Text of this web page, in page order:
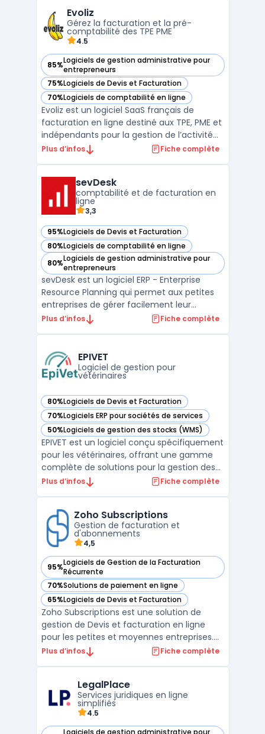
administratives obligatoires, de la création
des documents commerciaux au s ...
Evoliz
Gérez la facturation et la pré-
comptabilité des TPE PME
4.5
85%Logiciels de gestion administrative pour
entrepreneurs
— voir Evoliz dans cette catégorie
75%Logiciels de Devis et Facturation
— voir Evoliz dans cette catégorie
70%Logiciels de comptabilité en ligne
— voir Evoliz dans cette catégorie
Evoliz est un logiciel SaaS français de
facturation en ligne destiné aux TPE, PME et
indépendants pour la gestion de l’activité
commerciale et de la pré-comptabilité
de devis, le suivi des paiements clients, la
conf ...
Plus d’infos Fiche complète
sevDesk
comptabilité et de facturation en
ligne
3,3
95%Logiciels de Devis et Facturation
— voir sevDesk dans cette catégorie
80%Logiciels de comptabilité en ligne
— voir sevDesk dans cette catégorie
80%Logiciels de gestion administrative pour
entrepreneurs
— voir sevDesk dans cette catégorie
sevDesk est un logiciel ERP - Enterprise
Resource Planning qui permet aux petites
entreprises de gérer facilement leur
comptabilité et leurs finances. Il offre une
factures, les paiements, les devis et la
gestion de l ...
Plus d’infos Fiche complète
EPIVET
Logiciel de gestion pour
vétérinaires
80%Logiciels de Devis et Facturation
— voir EPIVET dans cette catégorie
70%Logiciels ERP pour sociétés de services
— voir EPIVET dans cette catégorie
50%Logiciels de gestion des stocks (WMS)
— voir EPIVET dans cette catégorie
EPIVET est un logiciel conçu spécifiquement
pour les vétérinaires, offrant une gamme
complète de solutions pour la gestion des
cabinets vétérinaires. Ce logiciel vous
aux tâches administratives à faible valeur
ajoutée. ...
Plus d’infos Fiche complète
Zoho Subscriptions
Gestion de facturation et
d'abonnements
4,5
95%Logiciels de Gestion de la Facturation
Récurrente
— voir Zoho Subscriptions dans cette catégorie
70%Solutions de paiement en ligne
— voir Zoho Subscriptions dans cette catégorie
65%Logiciels de Devis et Facturation
— voir Zoho Subscriptions dans cette catégorie
Zoho Subscriptions est une solution de
gestion de Devis et facturation en ligne
pour les petites et moyennes entreprises.
Cette plateforme offre des fonctionnalités
suivi des paiements et la gestion des taxes.
La ...
Plus d’infos Fiche complète
LegalPlace
Services juridiques en ligne
simplifiés
4.5
Logiciels de gestion administrative pour